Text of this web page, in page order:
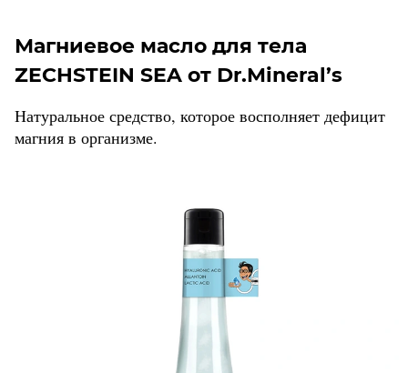
Магниевое масло для тела
ZECHSTEIN SEA от Dr.Mineral’s
Натуральное средство, которое восполняет дефицит
магния в организме.